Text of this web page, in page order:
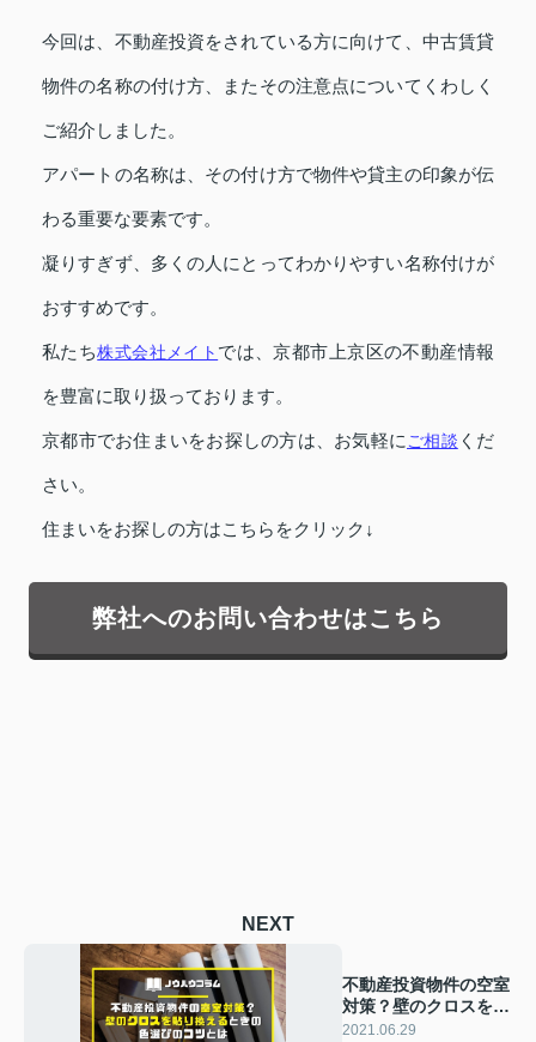
今回は、不動産投資をされている方に向けて、中古賃貸
物件の名称の付け方、またその注意点についてくわしく
ご紹介しました。
アパートの名称は、その付け方で物件や貸主の印象が伝
わる重要な要素です。
凝りすぎず、多くの人にとってわかりやすい名称付けが
おすすめです。
私たち株式会社メイト では、京都市上京区の不動産情報
を豊富に取り扱っております。
京都市でお住まいをお探しの方は、お気軽に ご相談 くだ
さい。
住まいをお探しの方はこちらをクリック↓
弊社へのお問い合わせはこちら
NEXT
不動産投資物件の空室
対策？壁のクロスを貼
り換えるときの色選び
2021.06.29